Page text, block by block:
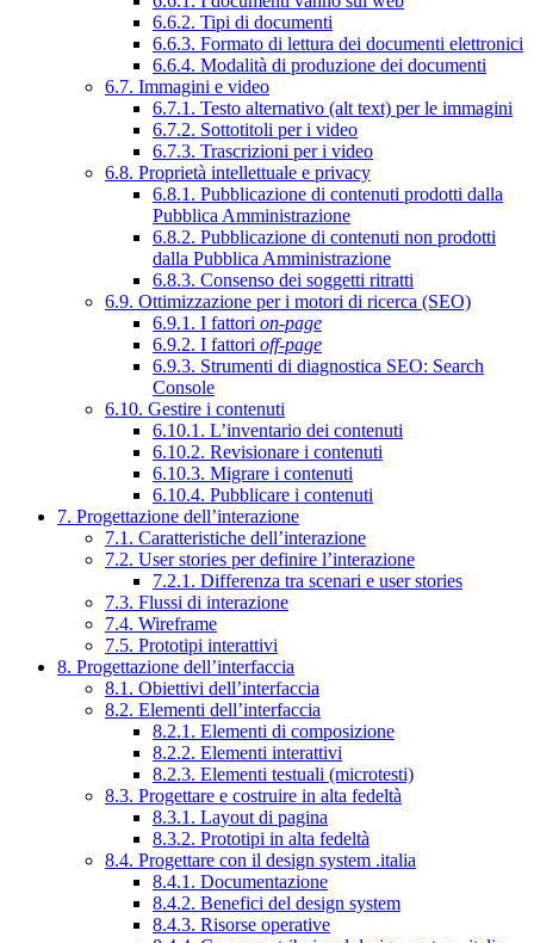
6.6.2. Tipi di documenti
6.6.3. Formato di lettura dei documenti elettronici
6.6.4. Modalità di produzione dei documenti
6.7. Immagini e video
6.7.1. Testo alternativo (alt text) per le immagini
6.7.2. Sottotitoli per i video
6.7.3. Trascrizioni per i video
6.8. Proprietà intellettuale e privacy
6.8.1. Pubblicazione di contenuti prodotti dalla
Pubblica Amministrazione
6.8.2. Pubblicazione di contenuti non prodotti
dalla Pubblica Amministrazione
6.8.3. Consenso dei soggetti ritratti
6.9. Ottimizzazione per i motori di ricerca (SEO)
6.9.1. I fattori on-page
6.9.2. I fattori off-page
6.9.3. Strumenti di diagnostica SEO: Search
Console
6.10. Gestire i contenuti
6.10.1. L’inventario dei contenuti
6.10.2. Revisionare i contenuti
6.10.3. Migrare i contenuti
6.10.4. Pubblicare i contenuti
7. Progettazione dell’interazione
7.1. Caratteristiche dell’interazione
7.2. User stories per definire l’interazione
7.2.1. Differenza tra scenari e user stories
7.3. Flussi di interazione
7.4. Wireframe
7.5. Prototipi interattivi
8. Progettazione dell’interfaccia
8.1. Obiettivi dell’interfaccia
8.2. Elementi dell’interfaccia
8.2.1. Elementi di composizione
8.2.2. Elementi interattivi
8.2.3. Elementi testuali (microtesti)
8.3. Progettare e costruire in alta fedeltà
8.3.1. Layout di pagina
8.3.2. Prototipi in alta fedeltà
8.4. Progettare con il design system .italia
8.4.1. Documentazione
8.4.2. Benefici del design system
8.4.3. Risorse operative